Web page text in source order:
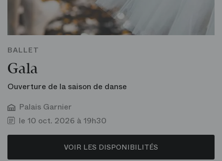
BALLET
Gala
Ouverture de la saison de danse
Palais Garnier
le 10 oct. 2026 à 19h30
VOIR LES DISPONIBILITÉS